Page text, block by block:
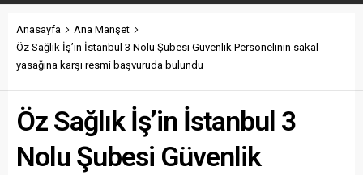
Anasayfa
Ana Manşet
Öz Sağlık İş’in İstanbul 3 Nolu Şubesi Güvenlik Personelinin sakal
yasağına karşı resmi başvuruda bulundu
Öz Sağlık İş’in İstanbul 3
Nolu Şubesi Güvenlik